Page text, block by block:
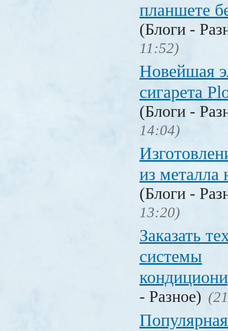
планшете
(Блоги -
11:52)
Новейшая
сигарета
(Блоги -
14:04)
из
(Блоги -
13:20)
Заказать
системы
- Разное)